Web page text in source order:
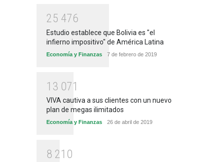
25 476
Estudio establece que Bolivia es "el
infierno impositivo" de América Latina
Economía y Finanzas 7 de febrero de 2019
1 3 071
VIVA cautiva a sus clientes con un nuevo
plan de megas ilimitados
Economía y Finanzas 26 de abril de 2019
8 21 0